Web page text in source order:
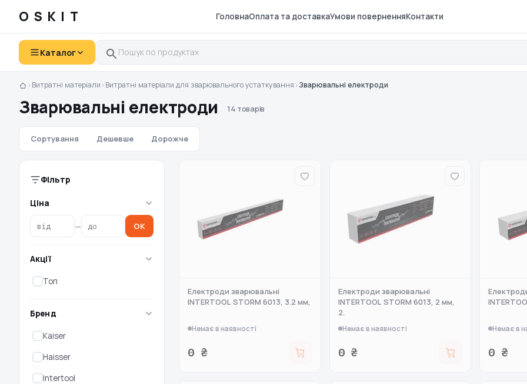
OSKIT ГоловнаОплата та доставкаУмови поверненняКонтакти
Каталог
›Витратні матеріали ›Витратні матеріали для зварювального устаткування ›Зварювальні електроди
Зварювальні електроди 14 товарів
Сортування Дешевше Дорожче
Фільтр
Ціна
— OK
Акції
Топ
Бренд
Kaiser
Haisser
Intertool
Електроди зварювальні
INTERTOOL STORM 6013, 3.2 мм,
Немає в наявності
0 ₴
Електроди зварювальні
INTERTOOL STORM 6013, 2 мм,
2.
Немає в наявності
0 ₴
Немає в
0 ₴